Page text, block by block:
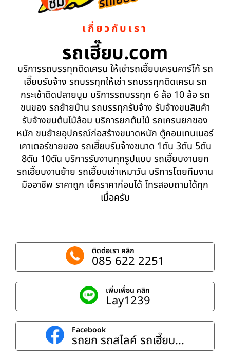
เกี่ยวกับเรา
รถเฮี๊ยบ.com
บริการรถบรรทุกติดเครน ให้เช่ารถเฮี๊ยบเครนคาร์โก้ รถ
เฮี๊ยบรับจ้าง รถบรรทุกให้เช่า รถบรรทุกติดเครน รถ
กระเช้าติดปลายบูม บริการรถบรรทุก 6 ล้อ 10 ล้อ รถ
ขนของ รถย้ายบ้าน รถบรรทุกรับจ้าง รับจ้างขนสินค้า
รับจ้างขนต้นไม้ล้อม บริการยกต้นไม้ รถเครนยกของ
หนัก ขนย้ายอุปกรณ์ก่อสร้างขนาดหนัก ตู้คอนเทนเนอร์
เคาเตอร์ขายของ รถเฮี๊ยบรับจ้างขนาด 1ตัน 3ตัน 5ตัน
8ตัน 10ตัน บริการรับงานทุกรูปแบบ รถเฮี๊ยบงานยก
รถเฮี๊ยบงานย้าย รถเฮี๊ยบเช่าเหมาวัน บริการโดยทีมงาน
มืออาชีพ ราคาถูก เช็คราคาก่อนได้ โทรสอบถามได้ทุก
เมื่อครับ
ติดต่อเรา คลิก
085 622 2251
เพิ่มเพื่อน คลิก
Lay1239
Facebook
รถยก รถสไลค์ รถเฮี๊ยบ...